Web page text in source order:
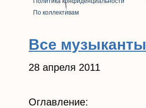
По коллективам
Все музыканты
28 апреля 2011
Оглавление: